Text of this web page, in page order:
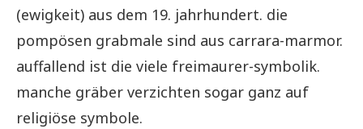
(ewigkeit) aus dem 19. jahrhundert. die
pompösen grabmale sind aus carrara-marmor.
auffallend ist die viele freimaurer-symbolik.
manche gräber verzichten sogar ganz auf
religiöse symbole.